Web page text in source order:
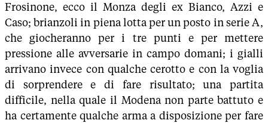
Frosinone, ecco il Monza degli ex Bianco, Azzi e
Caso; brianzoli in piena lotta per un posto in serie A,
che giocheranno per i tre punti e per mettere
pressione alle avversarie in campo domani; i gialli
arrivano invece con qualche cerotto e con la voglia
di sorprendere e di fare risultato; una partita
difficile, nella quale il Modena non parte battuto e
ha certamente qualche arma a disposizione per fare